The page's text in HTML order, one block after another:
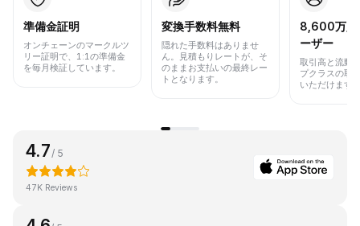
準備金証明
オンチェーンのマークルツ
リー証明で、1:1の準備金
を毎月検証しています。
変換手数料無料
隠れた手数料はありませ
ん。見積もりレートが、そ
のままお支払いの最終レー
トとなります。
8,600万人
ーザー
取引高と流動
プクラスの取
いただけます
4.7 / 5
47K Reviews